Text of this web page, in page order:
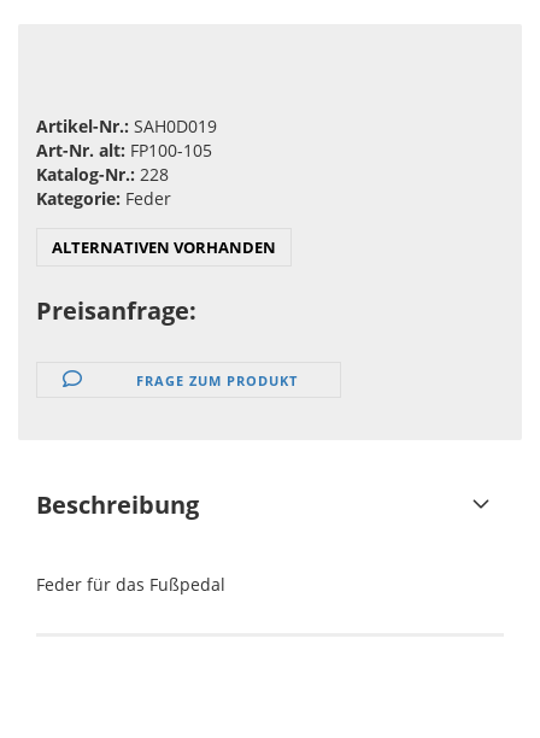
Artikel-Nr.: SAH0D019
Art-Nr. alt: FP100-105
Katalog-Nr.: 228
Kategorie: Feder
ALTERNATIVEN VORHANDEN
Preisanfrage:
FRAGE ZUM PRODUKT
Beschreibung
Feder für das Fußpedal